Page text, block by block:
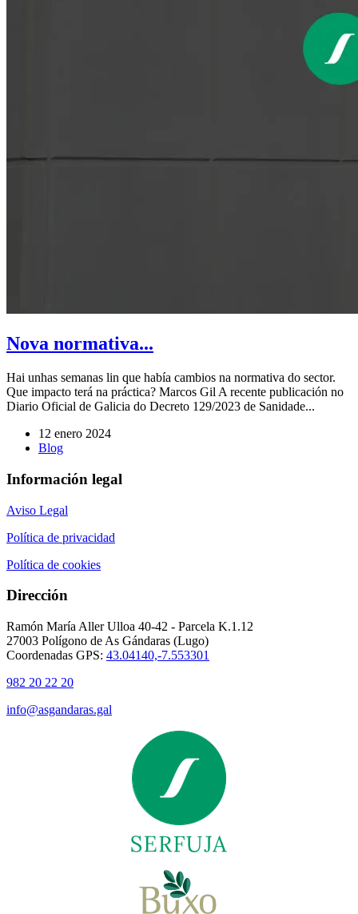
Nova normativa...
Hai unhas semanas lin que había cambios na normativa do sector.
Que impacto terá na práctica? Marcos Gil A recente publicación no
Diario Oficial de Galicia do Decreto 129/2023 de Sanidade...
12 enero 2024
Blog
Información legal
Aviso Legal
Política de privacidad
Política de cookies
Dirección
Ramón María Aller Ulloa 40-42 - Parcela K.1.12
27003 Polígono de As Gándaras (Lugo)
Coordenadas GPS: 43.04140,-7.553301
982 20 22 20
info@asgandaras.gal